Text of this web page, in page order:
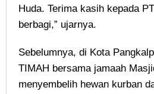
Huda. Terima kasih kepada
berbagi,” ujarnya.
Sebelumnya, di Kota
TIMAH bersama jamaah
menyembelih hewan kurban